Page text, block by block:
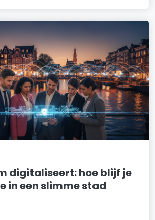
digitaliseert: hoe blijf je
in een slimme stad